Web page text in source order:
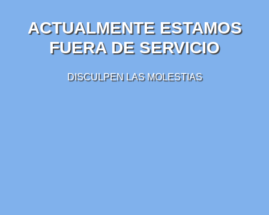
ACTUALMENTE ESTAMOS
FUERA DE SERVICIO
DISCULPEN LAS MOLESTIAS